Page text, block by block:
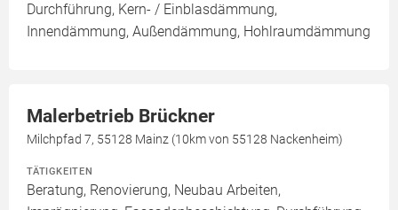
Durchführung, Kern- / Einblasdämmung,
Innendämmung, Außendämmung, Hohlraumdämmung
Malerbetrieb Brückner
Milchpfad 7, 55128 Mainz (10km von 55128 Nackenheim)
TÄTIGKEITEN
Beratung, Renovierung, Neubau Arbeiten,